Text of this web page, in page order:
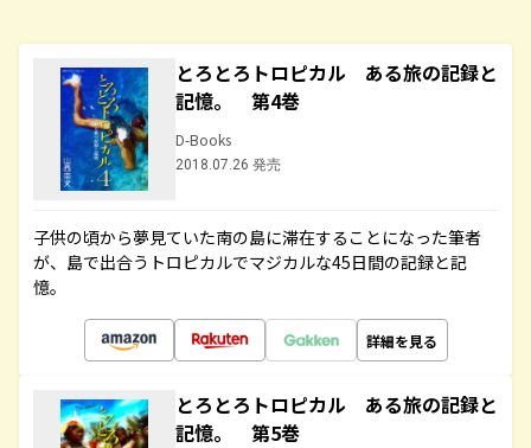
とろとろトロピカル ある旅の記録と
記憶。 第4巻
D-Books
2018.07.26 発売
子供の頃から夢見ていた南の島に滞在することになった筆者
が、島で出合うトロピカルでマジカルな45日間の記録と記
憶。
詳細を見る
とろとろトロピカル ある旅の記録と
記憶。 第5巻